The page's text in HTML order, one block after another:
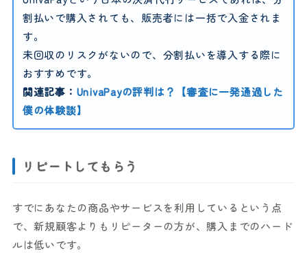
割払いで購入されても、販売者には一括で入金されま
す。
未回収のリスクがないので、分割払いを導入する際に
おすすめです。
関連記事： UnivaPayの評判は？【審査に一発通過した
僕の体験談】
リピートしてもらう
すでにあなたの商品やサービスを利用しているという点
で、新規顧客よりもリピーターの方が、購入までのハード
ルは低いです。